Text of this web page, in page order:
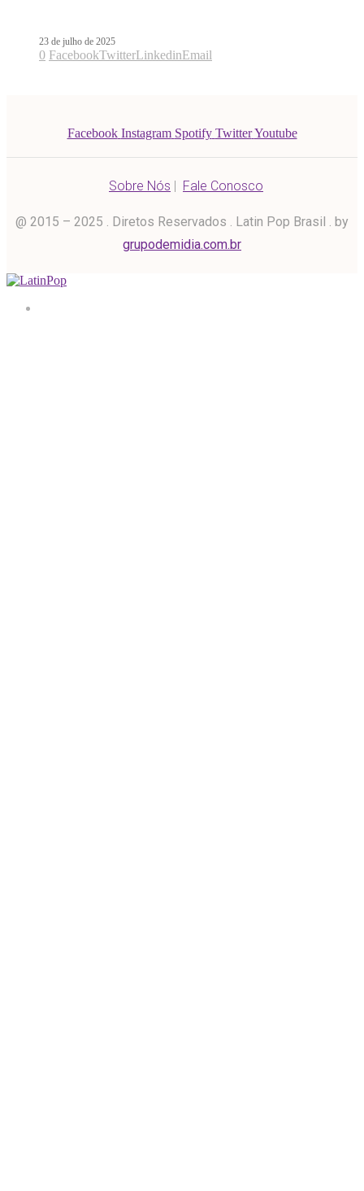
23 de julho de 2025
0 FacebookTwitterLinkedinEmail
Facebook Instagram Spotify Twitter Youtube
Sobre Nós | Fale Conosco
@ 2015 – 2025 . Diretos Reservados . Latin Pop Brasil . by
grupodemidia.com.br